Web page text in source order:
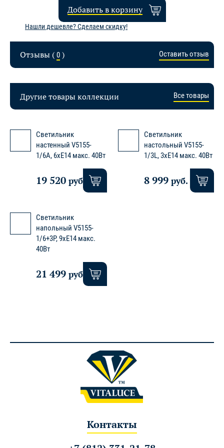
Добавить в корзину
Нашли дешевле? Сделаем скидку!
Отзывы ( 0 ) Оставить отзыв
Другие товары коллекции Все товары
Светильник
настенный V5155-
1/6A, 6xE14 макс. 40Вт
19 520 руб.
Светильник
настольный V5155-
1/3L, 3xE14 макс. 40Вт
8 999 руб.
Светильник
напольный V5155-
1/6+3P, 9xE14 макс.
40Вт
21 499 руб.
Контакты